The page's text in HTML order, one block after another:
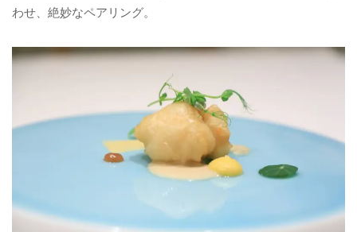
わせ、絶妙なペアリング。